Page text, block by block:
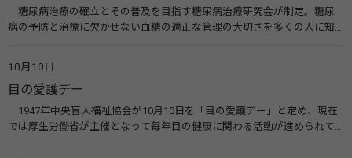
糖尿病治療の確立とその普及を目指す糖尿病治療研究会が制定。糖尿
病の予防と治療に欠かせない血糖の適正な管理の大切さを多くの人に知
療研究会） 糖尿病ネットワーク
10月10日
目の愛護デー
1947年中央盲人福祉協会が10月10日を「目の愛護デー」と定め、現在
では厚生労働省が主催となって毎年目の健康に関わる活動が進められて